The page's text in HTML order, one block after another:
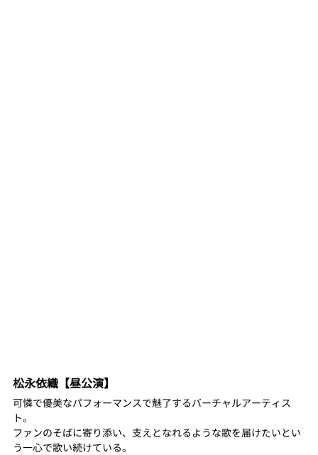
松永依織【昼公演】
可憐で優美なパフォーマンスで魅了するバーチャルアーティス
ト。
ファンのそばに寄り添い、支えとなれるような歌を届けたいとい
う一心で歌い続けている。